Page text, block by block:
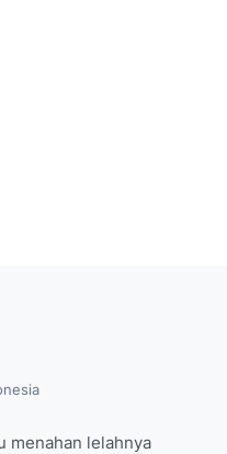
menahan lelahnya